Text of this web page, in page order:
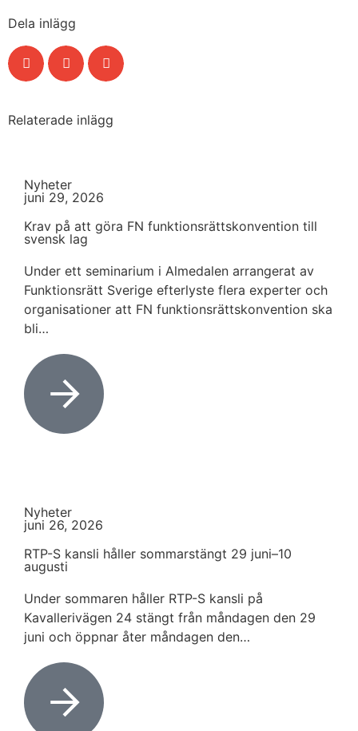
Dela inlägg
Relaterade inlägg
Nyheter
juni 29, 2026
Krav på att göra FN funktionsrättskonvention till
svensk lag
Under ett seminarium i Almedalen arrangerat av
Funktionsrätt Sverige efterlyste flera experter och
organisationer att FN funktionsrättskonvention ska
bli…
Nyheter
juni 26, 2026
RTP-S kansli håller sommarstängt 29 juni–10
augusti
Under sommaren håller RTP-S kansli på
Kavallerivägen 24 stängt från måndagen den 29
juni och öppnar åter måndagen den…